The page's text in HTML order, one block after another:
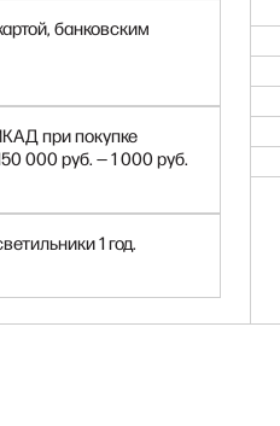
банковским
при покупке
000 руб. — 1 000 руб.
1 год.